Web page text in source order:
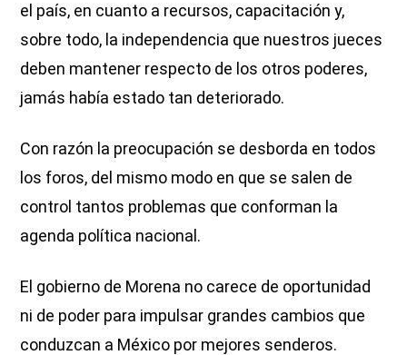
el país, en cuanto a recursos, capacitación y,
sobre todo, la independencia que nuestros jueces
deben mantener respecto de los otros poderes,
jamás había estado tan deteriorado.
Con razón la preocupación se desborda en todos
los foros, del mismo modo en que se salen de
control tantos problemas que conforman la
agenda política nacional.
El gobierno de Morena no carece de oportunidad
ni de poder para impulsar grandes cambios que
conduzcan a México por mejores senderos.